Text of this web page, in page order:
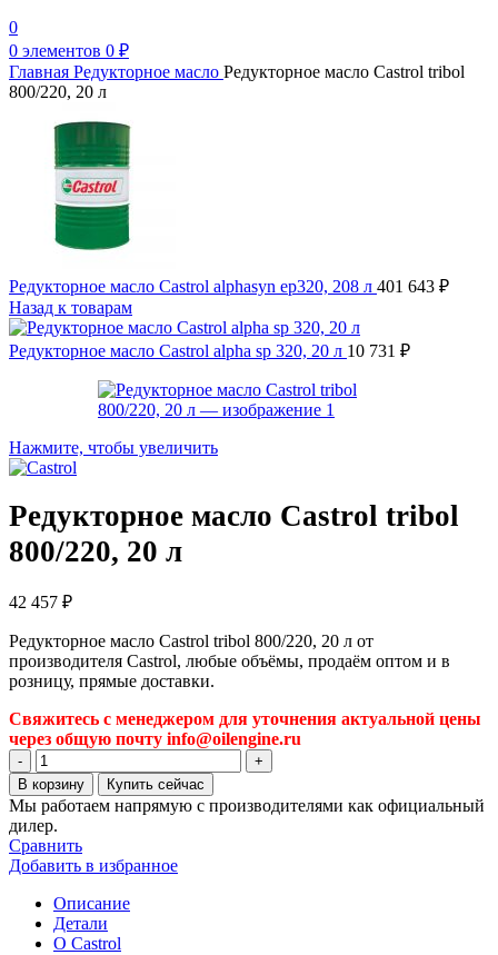
0
0 элементов 0 ₽
Главная Редукторное масло Редукторное масло Castrol tribol
800/220, 20 л
Редукторное масло Castrol alphasyn ep320, 208 л 401 643 ₽
Назад к товарам
Редукторное масло Castrol alpha sp 320, 20 л 10 731 ₽
Нажмите, чтобы увеличить
Редукторное масло Castrol tribol
800/220, 20 л
42 457 ₽
Редукторное масло Castrol tribol 800/220, 20 л от
производителя Castrol, любые объёмы, продаём оптом и в
розницу, прямые доставки.
Свяжитесь с менеджером для уточнения актуальной цены
через общую почту info@oilengine.ru
Количество
товара
Редукторное
масло
Castrol
tribol
800/220,
20
л
В корзину Купить сейчас
Мы работаем напрямую с производителями как официальный
дилер.
Сравнить
Добавить в избранное
Описание
Детали
О Castrol